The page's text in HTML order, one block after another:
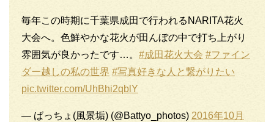
毎年この時期に千葉県成田で行われるNARITA花火
大会へ。色鮮やかな花火が田んぼの中で打ち上がり
雰囲気が良かったです…。 #成田花火大会 #ファイン
ダー越しの私の世界 #写真好きな人と繋がりたい
pic.twitter.com/UhBhi2qblY
— ばっちょ(風景垢) (@Battyo_photos) 2016年10月